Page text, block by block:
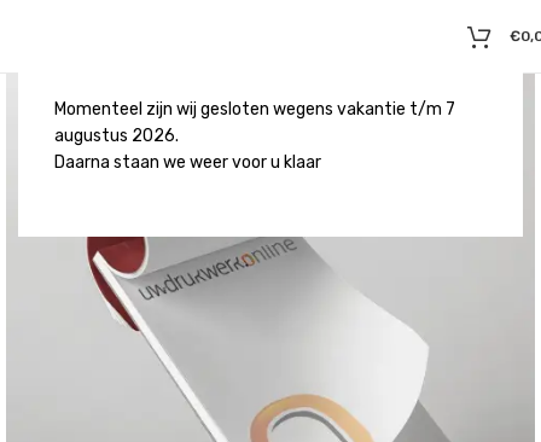
Momenteel zijn wij gesloten wegens vakantie t/m 7
augustus 2026.
Daarna staan we weer voor u klaar
€